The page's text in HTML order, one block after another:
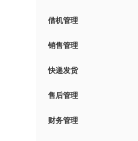
借机管理
销售管理
快递发货
售后管理
财务管理